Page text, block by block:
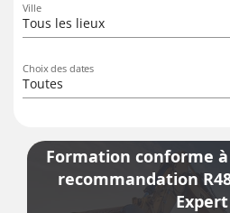
Ville
Tous les lieux
Choix des dates
Toutes
Formation conforme
recommandation
Expert